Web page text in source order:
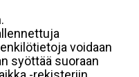
voidaan
syöttää suoraan